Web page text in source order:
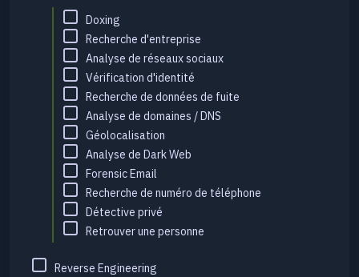
Doxing
Recherche d'entreprise
Analyse de réseaux sociaux
Vérification d'identité
Recherche de données de fuite
Analyse de domaines / DNS
Géolocalisation
Analyse de Dark Web
Forensic Email
Recherche de numéro de téléphone
Détective privé
Retrouver une personne
Reverse Engineering